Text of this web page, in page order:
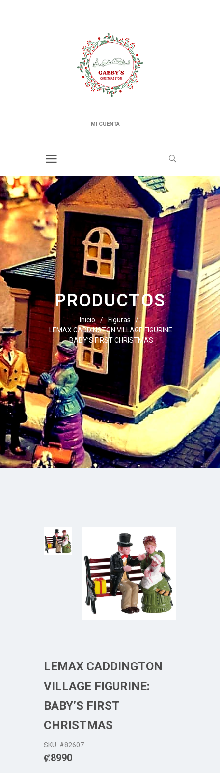
MI CUENTA
PRODUCTOS
Inicio / Figuras
/
LEMAX CADDINGTON VILLAGE FIGURINE:
BABY’S FIRST CHRISTMAS
LEMAX CADDINGTON
VILLAGE FIGURINE:
BABY’S FIRST
CHRISTMAS
SKU: #82607
₡8990